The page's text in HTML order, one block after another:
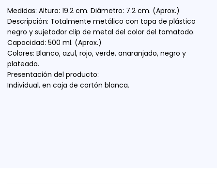
Medidas: Altura: 19.2 cm. Diámetro: 7.2 cm. (Aprox.)
Descripción: Totalmente metálico con tapa de plástico
negro y sujetador clip de metal del color del tomatodo.
Capacidad: 500 ml. (Aprox.)
Colores: Blanco, azul, rojo, verde, anaranjado, negro y
plateado.
Presentación del producto:
Individual, en caja de cartón blanca.